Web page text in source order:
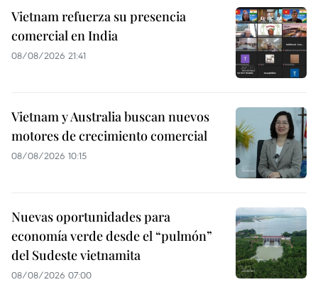
Vietnam refuerza su presencia
comercial en India
08/08/2026 21:41
Vietnam y Australia buscan nuevos
motores de crecimiento comercial
08/08/2026 10:15
Nuevas oportunidades para
economía verde desde el “pulmón”
del Sudeste vietnamita
08/08/2026 07:00